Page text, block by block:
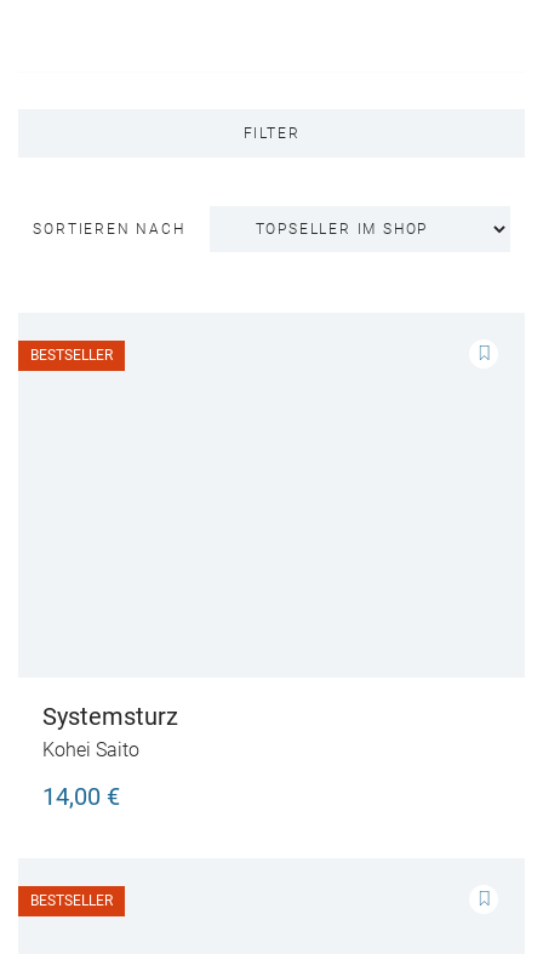
FILTER
SORTIEREN NACH
BESTSELLER
Systemsturz
Kohei Saito
14,00 €
BESTSELLER